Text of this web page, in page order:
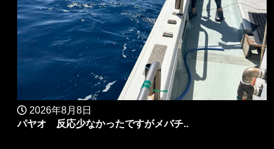
2026年8月8日
パヤオ 反応少なかったですがメバチ..